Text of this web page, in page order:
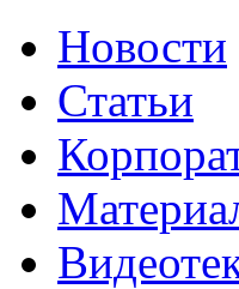
Новости
Статьи